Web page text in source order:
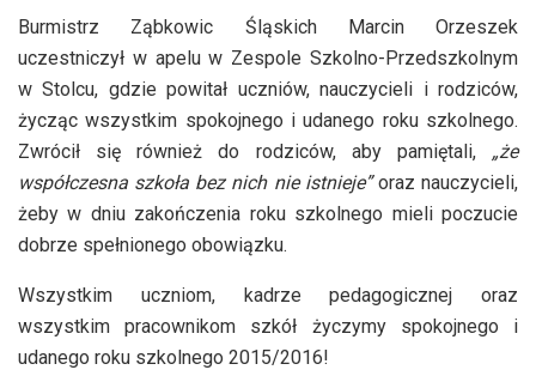
Burmistrz Ząbkowic Śląskich Marcin Orzeszek
uczestniczył w apelu w Zespole Szkolno-Przedszkolnym
w Stolcu, gdzie powitał uczniów, nauczycieli i rodziców,
życząc wszystkim spokojnego i udanego roku szkolnego.
Zwrócił się również do rodziców, aby pamiętali,„że
współczesna szkoła bez nich nie istnieje”oraz nauczycieli,
żeby w dniu zakończenia roku szkolnego mieli poczucie
dobrze spełnionego obowiązku.
Wszystkim uczniom, kadrze pedagogicznej oraz
wszystkim pracownikom szkół życzymy spokojnego i
udanego roku szkolnego 2015/2016!